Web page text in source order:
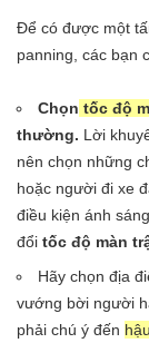
Để có được một
panning, các bạn
Chọn tốc độ
thường. Lời
nên chọn những
hoặc người đi xe
điều kiện ánh
đổi tốc độ màn
Hãy chọn địa
vướng bời người
phải chú ý đến